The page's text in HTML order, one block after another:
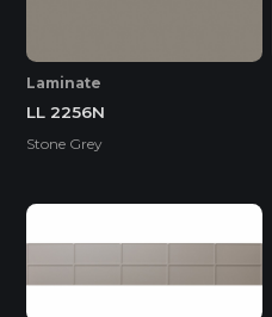
Laminate
LL 2256N
Stone Grey